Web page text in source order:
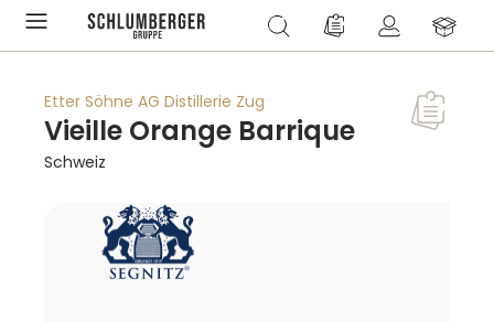
springen Du hast 0 Produkte
Etter Söhne AG Distillerie Zug
Vieille Orange Barrique
Schweiz
Bildergalerie überspringen